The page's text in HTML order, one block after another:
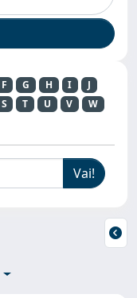
F G H I
J
S T U V
W